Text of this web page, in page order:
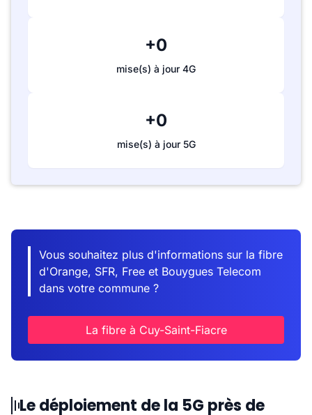
+0
mise(s) à jour 4G
+0
mise(s) à jour 5G
Vous souhaitez plus d'informations sur la fibre
d'Orange, SFR, Free et Bouygues Telecom
dans votre commune ?
La fibre à Cuy-Saint-Fiacre
Le déploiement de la 5G près de